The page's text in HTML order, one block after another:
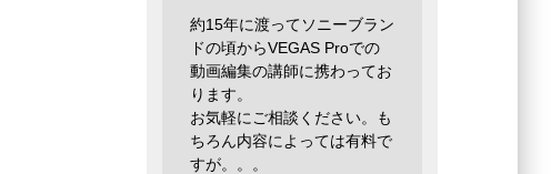
約15年に渡ってソニーブラン
ドの頃からVEGAS Proでの
動画編集の講師に携わってお
ります。
お気軽にご相談ください。も
ちろん内容によっては有料で
すが。。。